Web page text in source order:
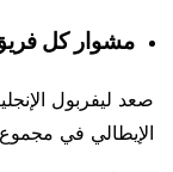
مشوار كل
صعد ليفربول
الإيطالي في مجموع